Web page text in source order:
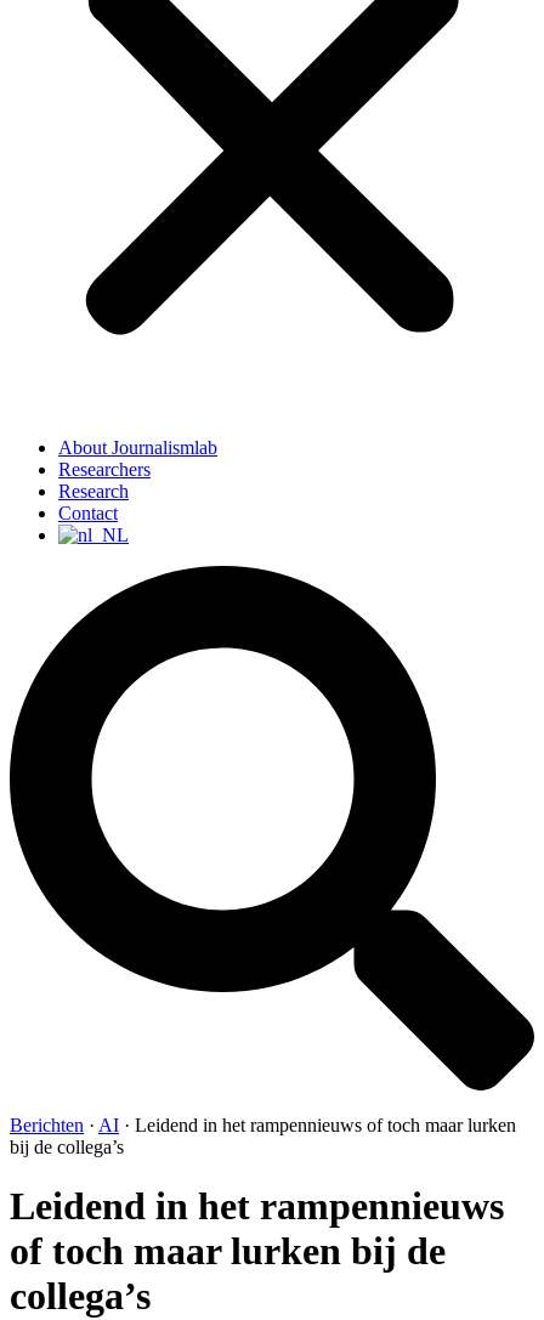
About Journalismlab
Researchers
Research
Contact
Berichten · AI · Leidend in het rampennieuws of toch maar lurken
bij de collega’s
Leidend in het rampennieuws
of toch maar lurken bij de
collega’s